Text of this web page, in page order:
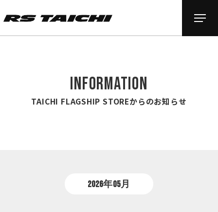
INFORMATION
TAICHI FLAGSHIP STOREからのお知らせ
2026年05月